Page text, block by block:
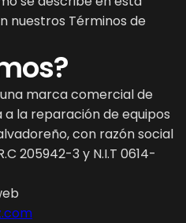
nuestros Términos de
una marca comercial de
a la reparación de equipos
con razón social
205942-3 y N.I.T 0614-